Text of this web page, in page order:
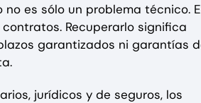
es sólo un problema técnico.
Recuperarlo significa
garantizados ni garantías
jurídicos y de seguros, los